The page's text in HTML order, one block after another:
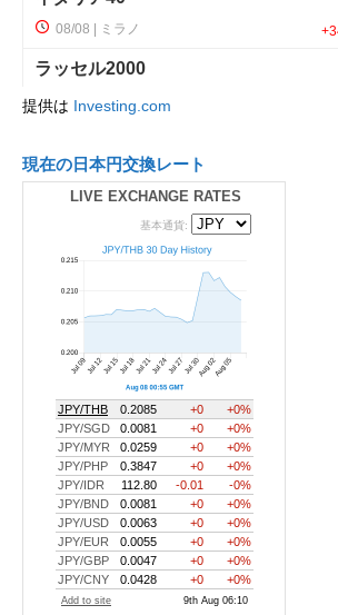
提供は Investing.com
現在の日本円交換レート
LIVE EXCHANGE RATES